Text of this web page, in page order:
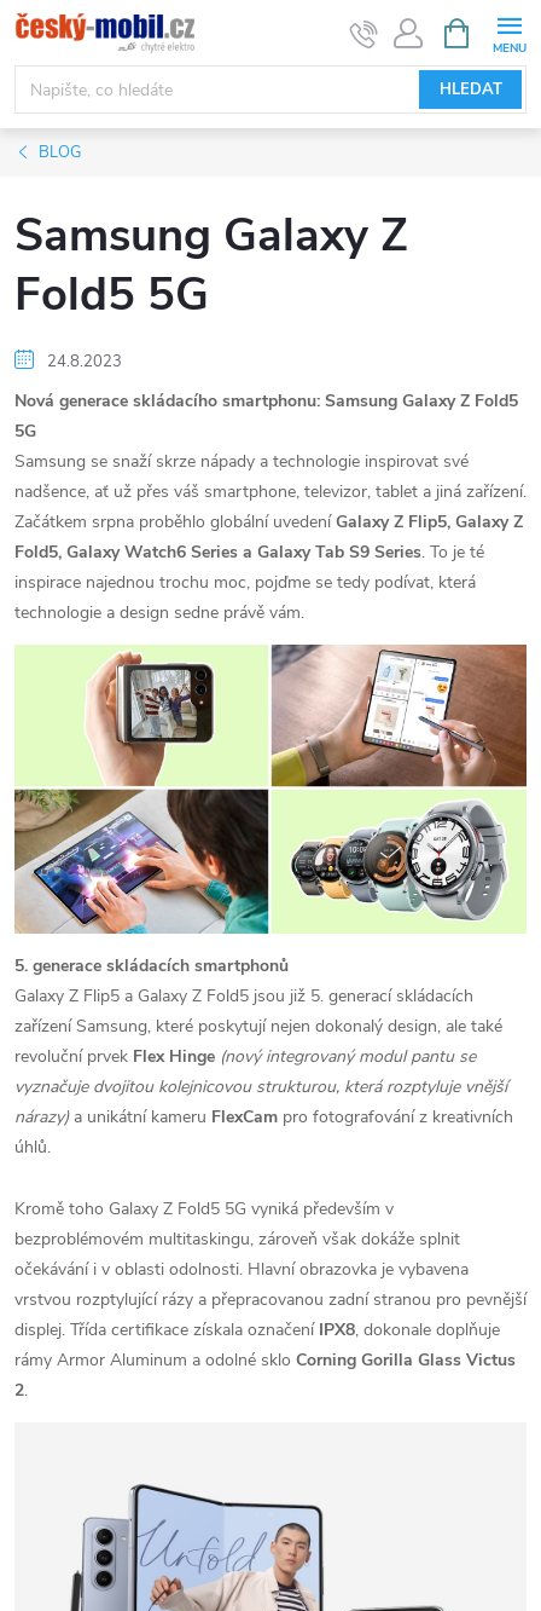
Přejít
na
obsah
HLEDAT
NÁKUPNÍ
KOŠÍK
BLOG
Samsung Galaxy Z
Fold5 5G
24.8.2023
Nová generace skládacího smartphonu: Samsung Galaxy Z Fold5
5G
Samsung se snaží skrze nápady a technologie inspirovat své
nadšence, ať už přes váš smartphone, televizor, tablet a jiná zařízení.
Začátkem srpna proběhlo globální uvedeníGalaxy Z Flip5, Galaxy Z
Fold5, Galaxy Watch6 Series a Galaxy Tab S9 Series. To je té
inspirace najednou trochu moc, pojďme se tedy podívat, která
technologie a design sedne právě vám.
5. generace skládacích smartphonů
Galaxy Z Flip5 a Galaxy Z Fold5 jsou již 5. generací skládacích
zařízení Samsung, které poskytují nejen dokonalý design, ale také
revoluční prvek Flex Hinge (nový integrovaný modul pantu se
vyznačuje dvojitou kolejnicovou strukturou, která rozptyluje vnější
nárazy)a unikátní kameru FlexCam pro fotografování z kreativních
úhlů.
Kromě toho Galaxy Z Fold5 5G vyniká především v
bezproblémovém multitaskingu, zároveň však dokáže splnit
očekávání i v oblasti odolnosti. Hlavní obrazovka je vybavena
vrstvou rozptylující rázy a přepracovanou zadní stranou pro pevnější
displej. Třída certifikace získala označení IPX8, dokonale doplňuje
rámy Armor Aluminum a odolné sklo Corning Gorilla Glass Victus
2.